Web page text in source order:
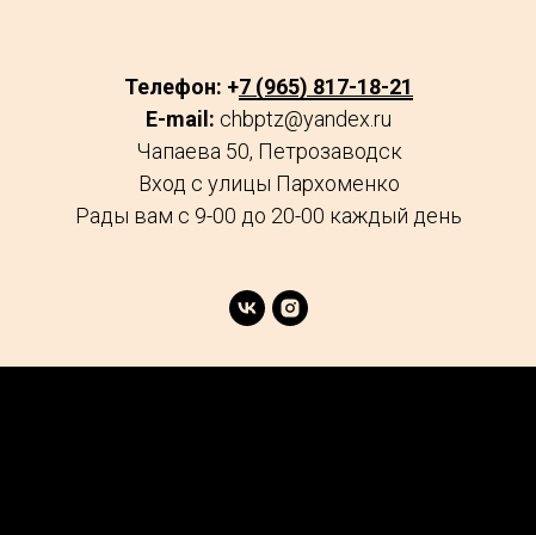
Телефон: +7 (965) 817-18-21
E-mail: chbptz@yandex.ru
Чапаева 50, Петрозаводск
Вход с улицы Пархоменко
Рады вам с 9-00 до 20-00 каждый день